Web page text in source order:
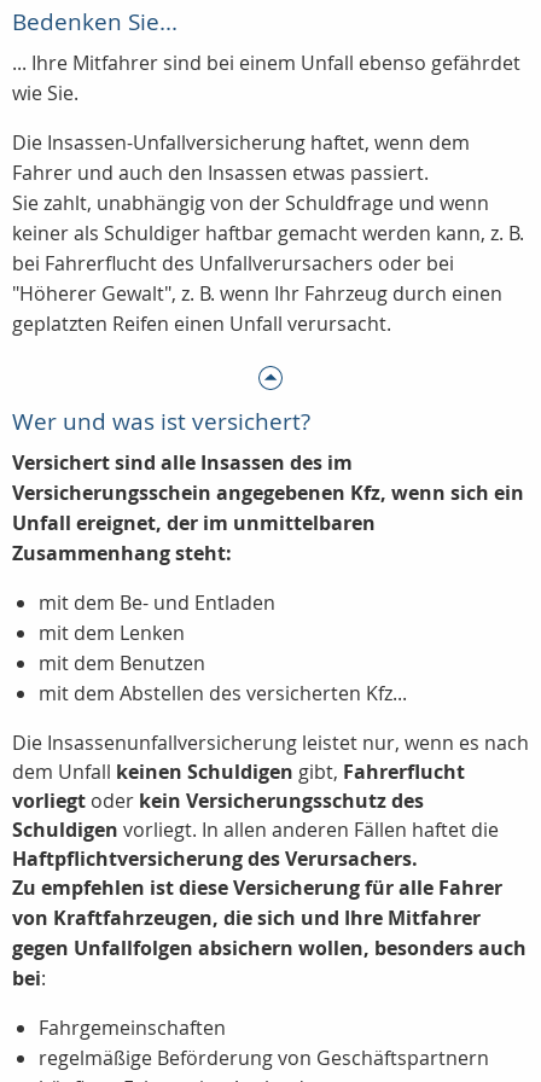
Bedenken Sie...
... Ihre Mitfahrer sind bei einem Unfall ebenso gefährdet
wie Sie.
Die Insassen-Unfallversicherung haftet, wenn dem
Fahrer und auch den Insassen etwas passiert.
Sie zahlt, unabhängig von der Schuldfrage und wenn
keiner als Schuldiger haftbar gemacht werden kann, z. B.
bei Fahrerflucht des Unfallverursachers oder bei
"Höherer Gewalt", z. B. wenn Ihr Fahrzeug durch einen
geplatzten Reifen einen Unfall verursacht.
Wer und was ist versichert?
Versichert sind alle Insassen des im
Versicherungsschein angegebenen Kfz, wenn sich ein
Unfall ereignet, der im unmittelbaren
Zusammenhang steht:
mit dem Be- und Entladen
mit dem Lenken
mit dem Benutzen
mit dem Abstellen des versicherten Kfz...
Die Insassenunfallversicherung leistet nur, wenn es nach
dem Unfall keinen Schuldigen gibt, Fahrerflucht
vorliegt oder kein Versicherungsschutz des
Schuldigen vorliegt. In allen anderen Fällen haftet die
Haftpflichtversicherung des Verursachers.
Zu empfehlen ist diese Versicherung für alle Fahrer
von Kraftfahrzeugen, die sich und Ihre Mitfahrer
gegen Unfallfolgen absichern wollen, besonders auch
bei:
Fahrgemeinschaften
regelmäßige Beförderung von Geschäftspartnern